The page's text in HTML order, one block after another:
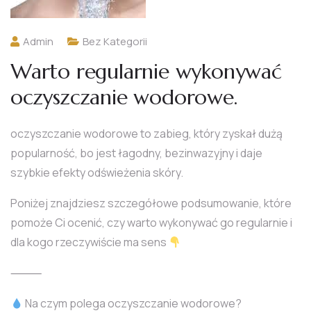
Admin Bez Kategorii
Warto regularnie wykonywać
oczyszczanie wodorowe.
oczyszczanie wodorowe to zabieg, który zyskał dużą
popularność, bo jest łagodny, bezinwazyjny i daje
szybkie efekty odświeżenia skóry.
Poniżej znajdziesz szczegółowe podsumowanie, które
pomoże Ci ocenić, czy warto wykonywać go regularnie i
dla kogo rzeczywiście ma sens
⸻
Na czym polega oczyszczanie wodorowe?